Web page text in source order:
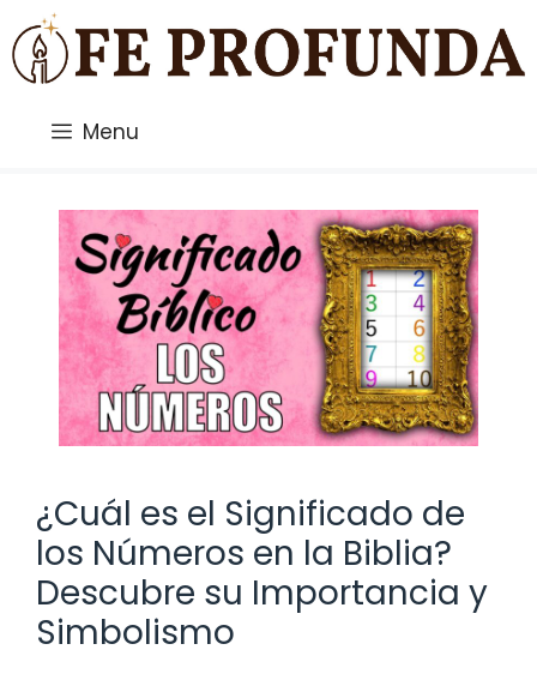
Saltar
al
contenido
Menu
¿Cuál es el Significado de
los Números en la Biblia?
Descubre su Importancia y
Simbolismo